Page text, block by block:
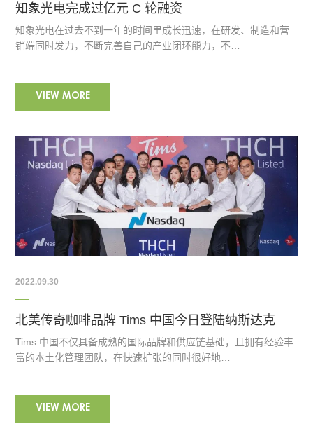
​知象光电完成过亿元 C 轮融资
知象光电在过去不到一年的时间里成长迅速，在研发、制造和营
销端同时发力，不断完善自己的产业闭环能力，不…
VIEW MORE
2022.09.30
北美传奇咖啡品牌 Tims 中国今日登陆纳斯达克
Tims 中国不仅具备成熟的国际品牌和供应链基础，且拥有经验丰
富的本土化管理团队，在快速扩张的同时很好地…
VIEW MORE